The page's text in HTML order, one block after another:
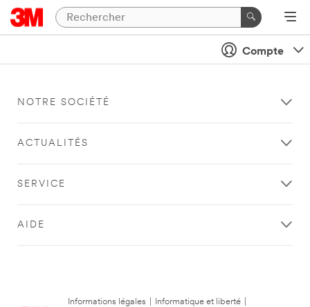
Compte
NOTRE SOCIÉTÉ
ACTUALITÉS
SERVICE
AIDE
Informations légales Informatique et liberté